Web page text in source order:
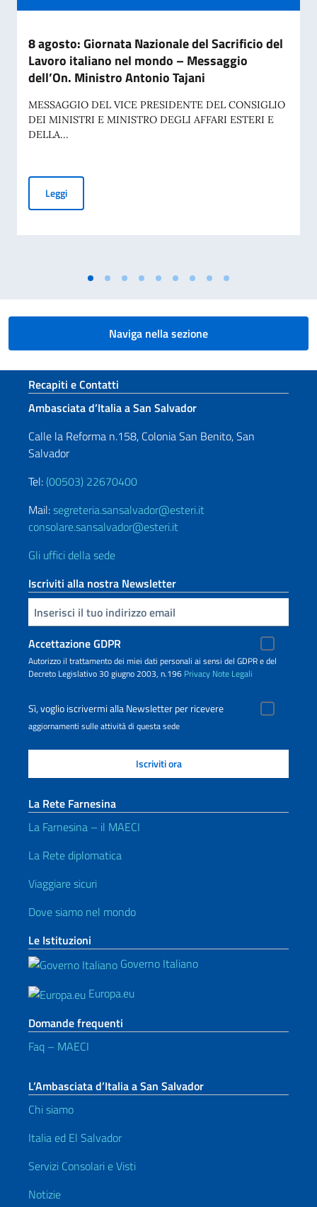
8 agosto: Giornata Nazionale del Sacrificio del
Lavoro italiano nel mondo – Messaggio
dell’On. Ministro Antonio Tajani
MESSAGGIO DEL VICE PRESIDENTE DEL CONSIGLIO
DEI MINISTRI E MINISTRO DEGLI AFFARI ESTERI E
DELLA...
Leggi8 agosto: Giornata Nazionale del Sacrificio del Lavoro
Naviga nella sezione
Sezione footer
Recapiti e Contatti
Ambasciata d’Italia a San Salvador
Calle la Reforma n.158, Colonia San Benito, San
Salvador
Tel: (00503) 22670400
Mail:segreteria.sansalvador@esteri.it
consolare.sansalvador@esteri.it
Gli uffici della sede
Iscriviti alla nostra Newsletter
Inserisci la tua email
Accettazione GDPR
Autorizzo il trattamento dei miei dati personali ai sensi del GDPR e del
Decreto Legislativo 30 giugno 2003, n.196 Privacy Note Legali
Sì, voglio iscrivermi alla Newsletter per ricevere
aggiornamenti sulle attività di questa sede
La Rete Farnesina
La Farnesina – il MAECI
La Rete diplomatica
Viaggiare sicuri
Dove siamo nel mondo
Le Istituzioni
Governo Italiano
Europa.eu
Domande frequenti
Faq – MAECI
L’Ambasciata d’Italia a San Salvador
Chi siamo
Italia ed El Salvador
Servizi Consolari e Visti
Notizie